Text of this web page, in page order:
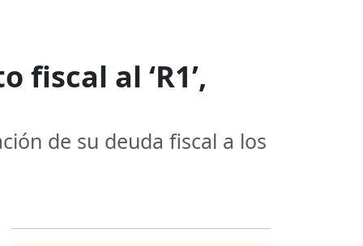
al ‘R1’,
de su deuda fiscal a los